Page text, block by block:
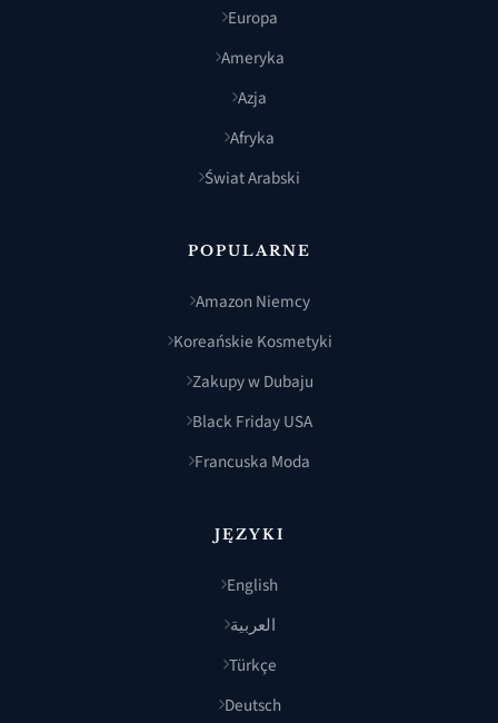
Europa
Ameryka
Azja
Afryka
Świat Arabski
POPULARNE
Amazon Niemcy
Koreańskie Kosmetyki
Zakupy w Dubaju
Black Friday USA
Francuska Moda
JĘZYKI
English
العربية
Türkçe
Deutsch